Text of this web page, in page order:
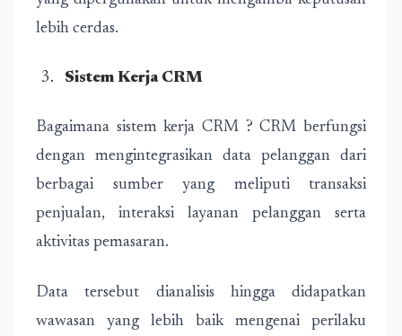
lebih cerdas.
Sistem Kerja CRM
Bagaimana sistem kerja CRM ? CRM berfungsi
dengan mengintegrasikan data pelanggan dari
berbagai sumber yang meliputi transaksi
penjualan, interaksi layanan pelanggan serta
aktivitas pemasaran.
Data tersebut dianalisis hingga didapatkan
wawasan yang lebih baik mengenai perilaku